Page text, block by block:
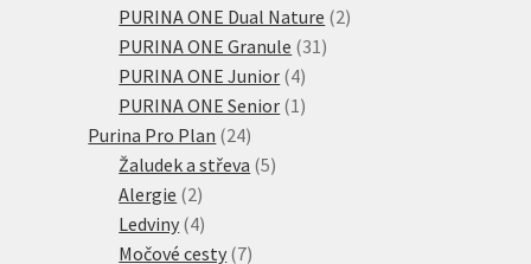
produktů
PURINA ONE Dual Nature 22
PURINA ONE Granule 31 31
PURINA ONE Junior 44
produkty
PURINA ONE Senior 1 1
Purina Pro Plan 2424
produktů
Žaludek a střeva 55
Alergie 22
produkty
Ledviny 44
produkty
Močové cesty 77